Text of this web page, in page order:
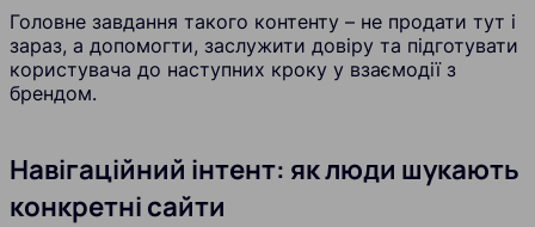
Головне завдання такого контенту – не продати тут і
зараз, а допомогти, заслужити довіру та підготувати
користувача до наступних кроку у взаємодії з
брендом.
Навігаційний інтент: як люди шукають
конкретні сайти